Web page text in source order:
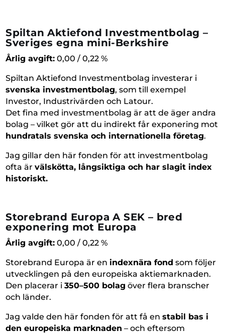
Spiltan Aktiefond Investmentbolag –
Sveriges egna mini-Berkshire
Årlig avgift: 0,00 / 0,22 %
Spiltan Aktiefond Investmentbolag investerar i
svenska investmentbolag, som till exempel
Investor, Industrivärden och Latour.
Det fina med investmentbolag är att de äger andra
bolag – vilket gör att du indirekt får exponering mot
hundratals svenska och internationella företag.
Jag gillar den här fonden för att investmentbolag
ofta ärvälskötta, långsiktiga och har slagit index
historiskt.
Storebrand Europa A SEK – bred
exponering mot Europa
Årlig avgift: 0,00 / 0,22 %
Storebrand Europa är en indexnära fond som följer
utvecklingen på den europeiska aktiemarknaden.
Den placerar i350–500 bolag över flera branscher
och länder.
Jag valde den här fonden för att få enstabil bas i
den europeiska marknaden – och eftersom